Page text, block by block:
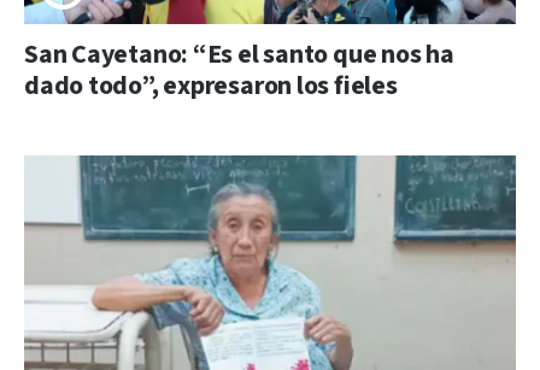
San Cayetano: “Es el santo que nos ha
dado todo”, expresaron los fieles